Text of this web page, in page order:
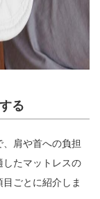
る
肩や首への負担
したマットレスの
ごとに紹介しま